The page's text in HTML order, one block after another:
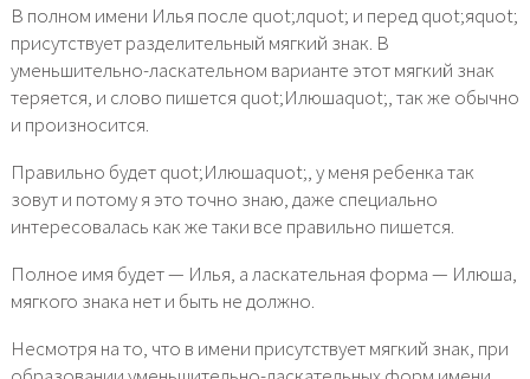
В полном имени Илья после quot;лquot; и перед quot;яquot;
присутствует разделительный мягкий знак. В
уменьшительно-ласкательном варианте этот мягкий знак
теряется, и слово пишется quot;Илюшаquot;, так же обычно
и произносится.
Правильно будет quot;Илюшаquot;, у меня ребенка так
зовут и потому я это точно знаю, даже специально
интересовалась как же таки все правильно пишется.
Полное имя будет — Илья, а ласкательная форма — Илюша,
мягкого знака нет и быть не должно.
Несмотря на то, что в имени присутствует мягкий знак, при